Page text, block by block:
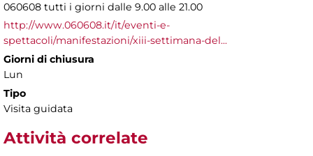
060608 tutti i giorni dalle 9.00 alle 21.00
http://www.060608.it/it/eventi-e-
spettacoli/manifestazioni/xiii-settimana-del...
Giorni di chiusura
Lun
Tipo
Visita guidata
Attività correlate